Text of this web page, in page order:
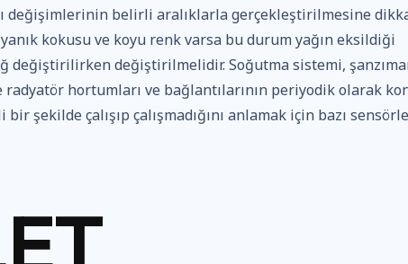
değişimlerinin belirli aralıklarla gerçekleştirilmesine
kokusu ve koyu renk varsa bu durum yağın eksildiği
değiştirilirken değiştirilmelidir. Soğutma sistemi,
radyatör hortumları ve bağlantılarının periyodik olarak
şekilde çalışıp çalışmadığını anlamak için bazı